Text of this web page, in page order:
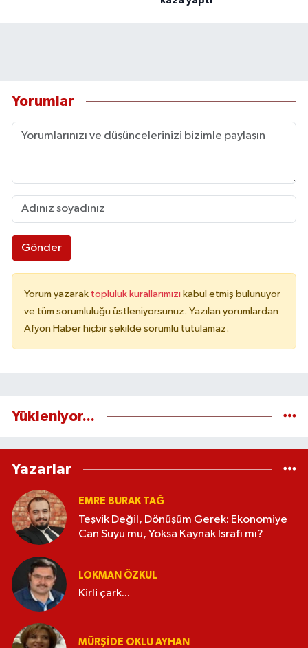
Yorumlar
Gönder
Yorum yazarak topluluk kurallarımızı kabul etmiş bulunuyor
ve tüm sorumluluğu üstleniyorsunuz. Yazılan yorumlardan
Afyon Haber hiçbir şekilde sorumlu tutulamaz.
Yükleniyor...
Yazarlar
EMRE BURAK TAĞ
Teşvik Değil, Dönüşüm Gerek: Ekonomiye
Can Suyu mu, Yoksa Kaynak İsrafı mı?
LOKMAN ÖZKUL
Kirli çark...
MÜRŞIDE OKLU AYHAN